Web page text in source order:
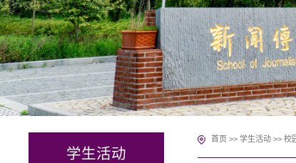
学生活动
首页 >> 学生活动 >> 校